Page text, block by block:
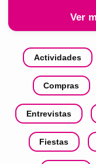
Ver
Actividades
Compras
Entrevistas
Fiestas